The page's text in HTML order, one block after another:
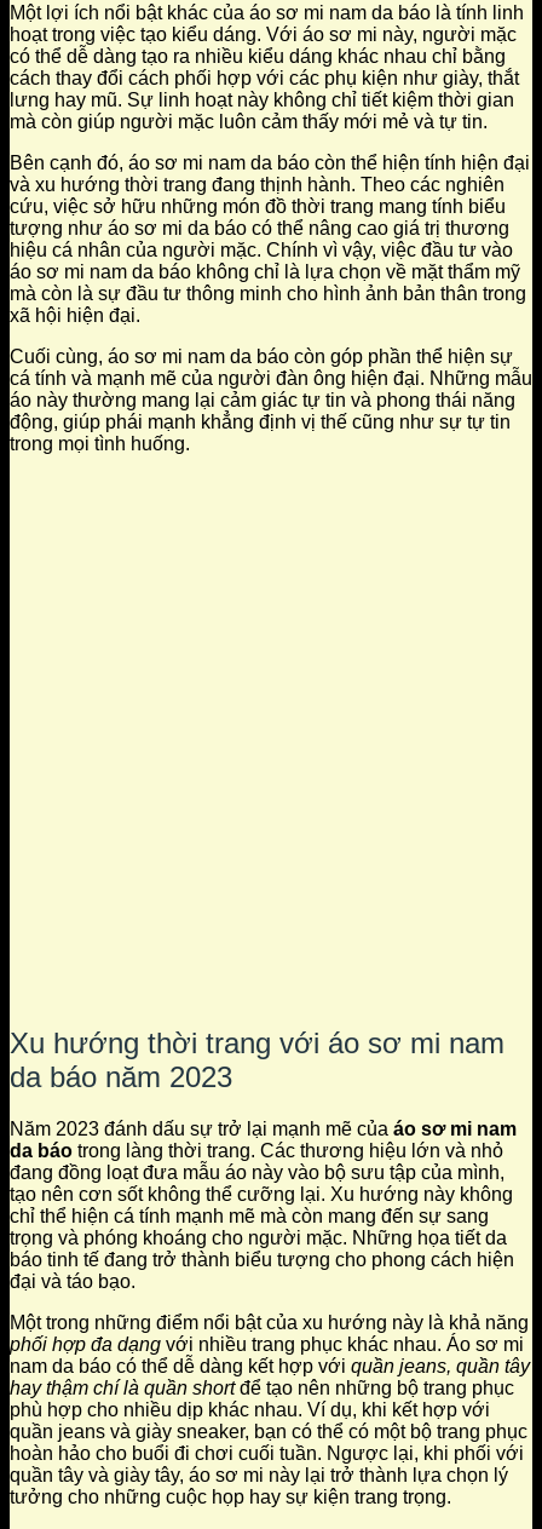
Một lợi ích nổi bật khác của áo sơ mi nam da báo là tính linh
hoạt trong việc tạo kiểu dáng. Với áo sơ mi này, người mặc
có thể dễ dàng tạo ra nhiều kiểu dáng khác nhau chỉ bằng
cách thay đổi cách phối hợp với các phụ kiện như giày, thắt
lưng hay mũ. Sự linh hoạt này không chỉ tiết kiệm thời gian
mà còn giúp người mặc luôn cảm thấy mới mẻ và tự tin.
Bên cạnh đó, áo sơ mi nam da báo còn thể hiện tính hiện đại
và xu hướng thời trang đang thịnh hành. Theo các nghiên
cứu, việc sở hữu những món đồ thời trang mang tính biểu
tượng như áo sơ mi da báo có thể nâng cao giá trị thương
hiệu cá nhân của người mặc. Chính vì vậy, việc đầu tư vào
áo sơ mi nam da báo không chỉ là lựa chọn về mặt thẩm mỹ
mà còn là sự đầu tư thông minh cho hình ảnh bản thân trong
xã hội hiện đại.
Cuối cùng, áo sơ mi nam da báo còn góp phần thể hiện sự
cá tính và mạnh mẽ của người đàn ông hiện đại. Những mẫu
áo này thường mang lại cảm giác tự tin và phong thái năng
động, giúp phái mạnh khẳng định vị thế cũng như sự tự tin
trong mọi tình huống.
Xu hướng thời trang với áo sơ mi nam
da báo năm 2023
Năm 2023 đánh dấu sự trở lại mạnh mẽ của áo sơ mi nam
da báo trong làng thời trang. Các thương hiệu lớn và nhỏ
đang đồng loạt đưa mẫu áo này vào bộ sưu tập của mình,
tạo nên cơn sốt không thể cưỡng lại. Xu hướng này không
chỉ thể hiện cá tính mạnh mẽ mà còn mang đến sự sang
trọng và phóng khoáng cho người mặc. Những họa tiết da
báo tinh tế đang trở thành biểu tượng cho phong cách hiện
đại và táo bạo.
Một trong những điểm nổi bật của xu hướng này là khả năng
phối hợp đa dạng với nhiều trang phục khác nhau. Áo sơ mi
nam da báo có thể dễ dàng kết hợp với quần jeans, quần tây
hay thậm chí là quần shortđể tạo nên những bộ trang phục
phù hợp cho nhiều dịp khác nhau. Ví dụ, khi kết hợp với
quần jeans và giày sneaker, bạn có thể có một bộ trang phục
hoàn hảo cho buổi đi chơi cuối tuần. Ngược lại, khi phối với
quần tây và giày tây, áo sơ mi này lại trở thành lựa chọn lý
tưởng cho những cuộc họp hay sự kiện trang trọng.